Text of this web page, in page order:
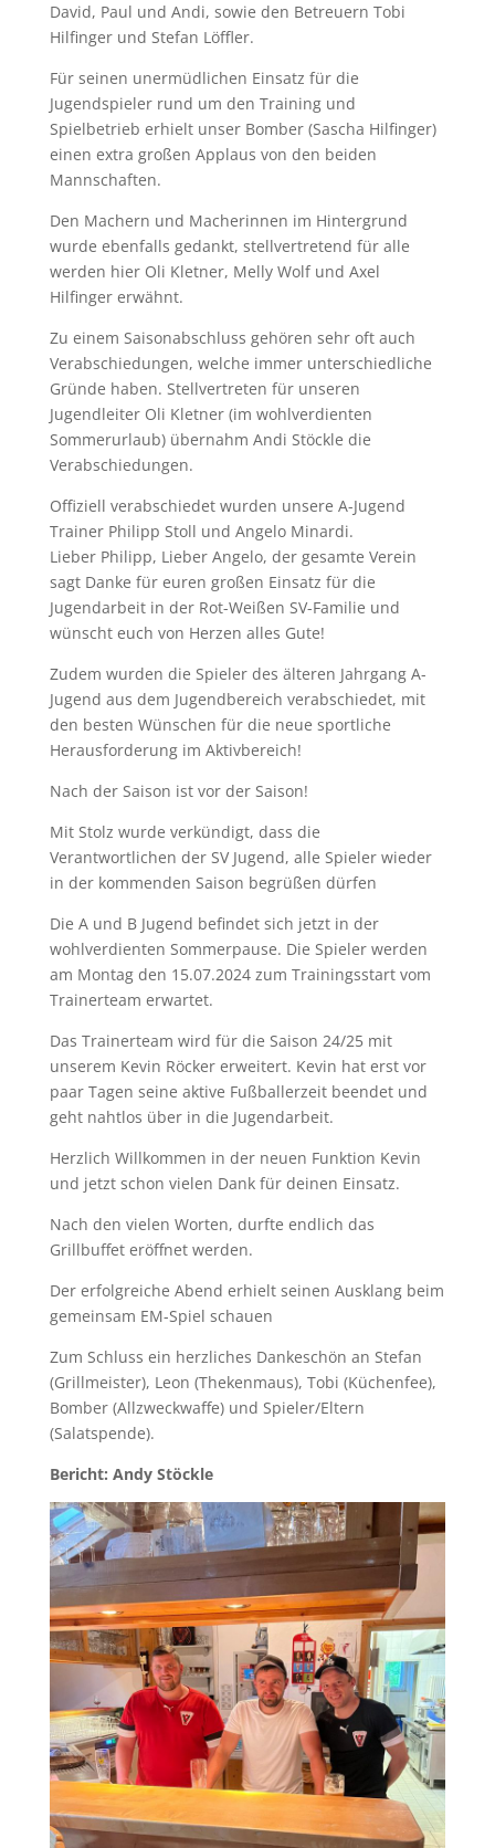
David, Paul und Andi, sowie den Betreuern Tobi
Hilfinger und Stefan Löffler.
Für seinen unermüdlichen Einsatz für die
Jugendspieler rund um den Training und
Spielbetrieb erhielt unser Bomber (Sascha Hilfinger)
einen extra großen Applaus von den beiden
Mannschaften.
Den Machern und Macherinnen im Hintergrund
wurde ebenfalls gedankt, stellvertretend für alle
werden hier Oli Kletner, Melly Wolf und Axel
Hilfinger erwähnt.
Zu einem Saisonabschluss gehören sehr oft auch
Verabschiedungen, welche immer unterschiedliche
Gründe haben. Stellvertreten für unseren
Jugendleiter Oli Kletner (im wohlverdienten
Sommerurlaub) übernahm Andi Stöckle die
Verabschiedungen.
Offiziell verabschiedet wurden unsere A-Jugend
Trainer Philipp Stoll und Angelo Minardi.
Lieber Philipp, Lieber Angelo, der gesamte Verein
sagt Danke für euren großen Einsatz für die
Jugendarbeit in der Rot-Weißen SV-Familie und
wünscht euch von Herzen alles Gute!
Zudem wurden die Spieler des älteren Jahrgang A-
Jugend aus dem Jugendbereich verabschiedet, mit
den besten Wünschen für die neue sportliche
Herausforderung im Aktivbereich!
Nach der Saison ist vor der Saison!
Mit Stolz wurde verkündigt, dass die
Verantwortlichen der SV Jugend, alle Spieler wieder
in der kommenden Saison begrüßen dürfen
Die A und B Jugend befindet sich jetzt in der
wohlverdienten Sommerpause. Die Spieler werden
am Montag den 15.07.2024 zum Trainingsstart vom
Trainerteam erwartet.
Das Trainerteam wird für die Saison 24/25 mit
unserem Kevin Röcker erweitert. Kevin hat erst vor
paar Tagen seine aktive Fußballerzeit beendet und
geht nahtlos über in die Jugendarbeit.
Herzlich Willkommen in der neuen Funktion Kevin
und jetzt schon vielen Dank für deinen Einsatz.
Nach den vielen Worten, durfte endlich das
Grillbuffet eröffnet werden.
Der erfolgreiche Abend erhielt seinen Ausklang beim
gemeinsam EM-Spiel schauen
Zum Schluss ein herzliches Dankeschön an Stefan
(Grillmeister), Leon (Thekenmaus), Tobi (Küchenfee),
Bomber (Allzweckwaffe) und Spieler/Eltern
(Salatspende).
Bericht: Andy Stöckle